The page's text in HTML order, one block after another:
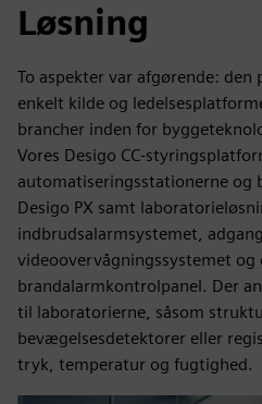
Løsning
To aspekter var afgørende: den
enkelt kilde og
brancher inden for
Vores Desigo CC-
automatiseringsstationerne og
Desigo PX samt
indbrudsalarmsystemet,
videoovervågningssystemet
brandalarmkontrolpanel. Der
til laboratorierne, såsom
bevægelsesdetektorer eller
tryk, temperatur og fugtighed.